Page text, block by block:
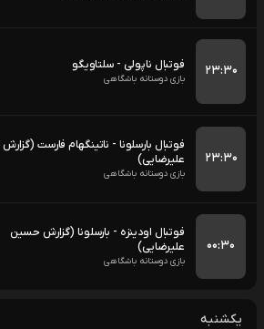
۲۳:۳۰ فوتبال ناپولی - سلتاویگو
بازی دوستانه باشگاهی
۲۳:۳۰
فوتبال بارسلونا - ناتینگهام فارست
علیرضایی)
بازی دوستانه باشگاهی
۰۰:۳۰
فوتبال اودینزه - بارسلونا (گزارش حسین
علیرضایی)
بازی دوستانه باشگاهی
یکشنبه